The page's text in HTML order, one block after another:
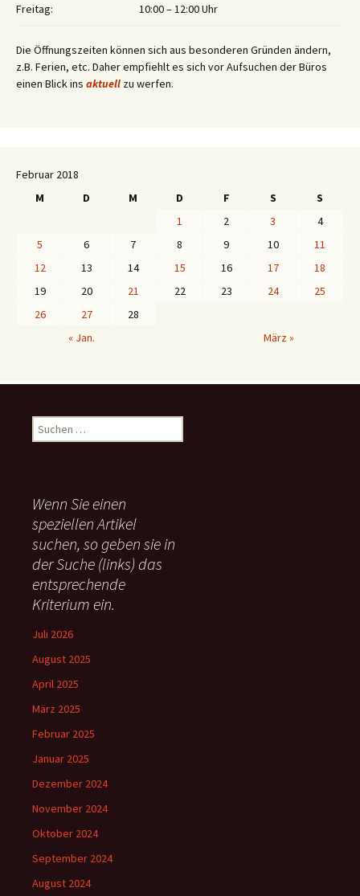
Freitag: 10:00 – 12:00 Uhr
Die Öffnungszeiten können sich aus besonderen Gründen ändern,
z.B. Ferien, etc. Daher empfiehlt es sich vor Aufsuchen der Büros
einen Blick ins aktuell zu werfen.
Februar 2018
M
D M D F S
S
1
2 3
4
5
6 7 8 9 10
11
12
13 14 15 16 17
18
19
20 21 22 23 24
25
26
27
28
« Jan.
März »
u
n
n
a
c
:
Wenn Sie einen
speziellen Artikel
suchen, so geben sie in
der Suche (links) das
entsprechende
Kriterium ein.
Juli 2026
August 2025
April 2025
März 2025
Februar 2025
Januar 2025
Dezember 2024
November 2024
Oktober 2024
September 2024
August 2024